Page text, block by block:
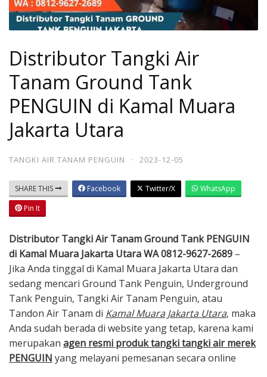
Distributor Tangki Air
Tanam Ground Tank
PENGUIN di Kamal Muara
Jakarta Utara
TANGKI AIR TANAM PENGUIN · 2023-12-05
SHARE THIS Facebook Twitter/X
WhatsApp
Pin It
Distributor Tangki Air Tanam Ground Tank PENGUIN
di Kamal Muara Jakarta Utara WA 0812-9627-2689 –
Jika Anda tinggal di Kamal Muara Jakarta Utara dan
sedang mencari Ground Tank Penguin, Underground
Tank Penguin, Tangki Air Tanam Penguin, atau
Tandon Air Tanam di Kamal Muara Jakarta Utara, maka
Anda sudah berada di website yang tetap, karena kami
merupakan agen resmi produk tangki tangki air merek
PENGUIN yang melayani pemesanan secara online